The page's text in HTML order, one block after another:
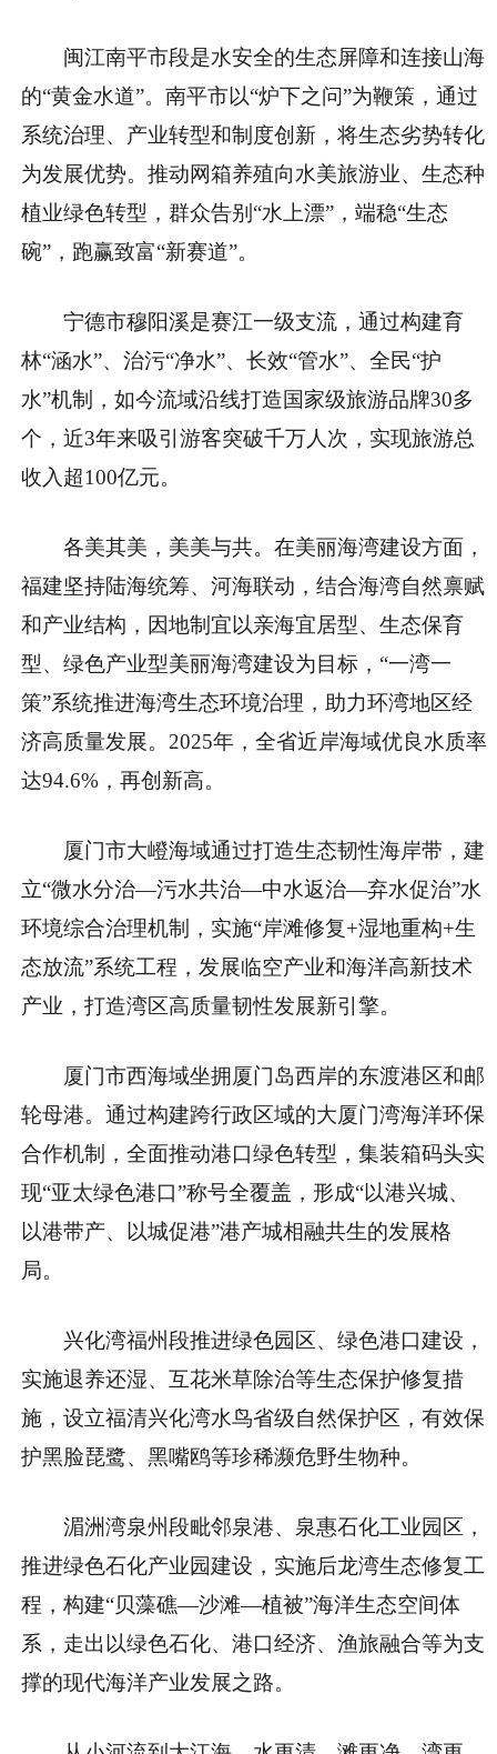
闽江南平市段是水安全的生态屏障和连接山海
的“黄金水道”。南平市以“炉下之问”为鞭策，通过
系统治理、产业转型和制度创新，将生态劣势转化
为发展优势。推动网箱养殖向水美旅游业、生态种
植业绿色转型，群众告别“水上漂”，端稳“生态
碗”，跑赢致富“新赛道”。
宁德市穆阳溪是赛江一级支流，通过构建育
林“涵水”、治污“净水”、长效“管水”、全民“护
水”机制，如今流域沿线打造国家级旅游品牌30多
个，近3年来吸引游客突破千万人次，实现旅游总
收入超100亿元。
各美其美，美美与共。在美丽海湾建设方面，
福建坚持陆海统筹、河海联动，结合海湾自然禀赋
和产业结构，因地制宜以亲海宜居型、生态保育
型、绿色产业型美丽海湾建设为目标，“一湾一
策”系统推进海湾生态环境治理，助力环湾地区经
济高质量发展。2025年，全省近岸海域优良水质率
达94.6%，再创新高。
厦门市大嶝海域通过打造生态韧性海岸带，建
立“微水分治—污水共治—中水返治—弃水促治”水
环境综合治理机制，实施“岸滩修复+湿地重构+生
态放流”系统工程，发展临空产业和海洋高新技术
产业，打造湾区高质量韧性发展新引擎。
厦门市西海域坐拥厦门岛西岸的东渡港区和邮
轮母港。通过构建跨行政区域的大厦门湾海洋环保
合作机制，全面推动港口绿色转型，集装箱码头实
现“亚太绿色港口”称号全覆盖，形成“以港兴城、
以港带产、以城促港”港产城相融共生的发展格
局。
兴化湾福州段推进绿色园区、绿色港口建设，
实施退养还湿、互花米草除治等生态保护修复措
施，设立福清兴化湾水鸟省级自然保护区，有效保
护黑脸琵鹭、黑嘴鸥等珍稀濒危野生物种。
湄洲湾泉州段毗邻泉港、泉惠石化工业园区，
推进绿色石化产业园建设，实施后龙湾生态修复工
程，构建“贝藻礁—沙滩—植被”海洋生态空间体
系，走出以绿色石化、港口经济、渔旅融合等为支
撑的现代海洋产业发展之路。